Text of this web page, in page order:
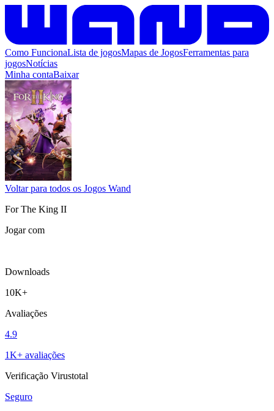
Como FuncionaLista de jogosMapas de JogosFerramentas para
jogosNotícias
Minha contaBaixar
Voltar para todos os Jogos Wand
For The King II
Jogar com
Downloads
10K+
Avaliações
4.9
1K+ avaliações
Verificação Virustotal
Seguro